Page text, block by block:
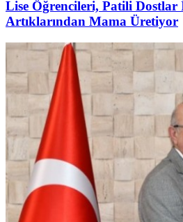
Lise Öğrencileri, Patili Dostlar
Artıklarından Mama Üretiyor